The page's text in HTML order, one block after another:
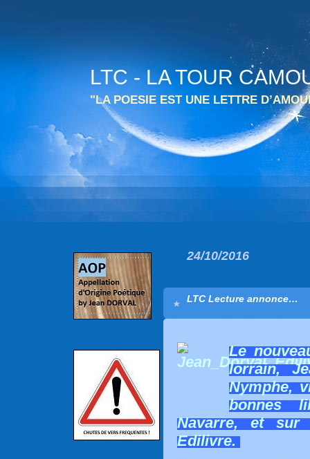
LTC - LA TOUR
"LA POESIE EST UNE LETTRE
24/10/2016
LTC Lecture annonce…
Le
lorrain,
Nymphe,
bonnes
Navarre, et sur
Edilivre.